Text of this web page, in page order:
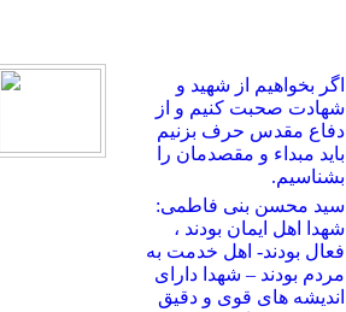
اگر بخواهیم از شهید و
شهادت صحبت کنیم و از
دفاع مقدس حرف بزنیم
باید مبداء و مقصدمان را
بشناسیم.
سید محسن بنی فاطمی:
شهدا اهل ایمان بودند ،
فعال بودند- اهل خدمت به
مردم بودند – شهدا دارای
اندیشه های قوی و دقیق